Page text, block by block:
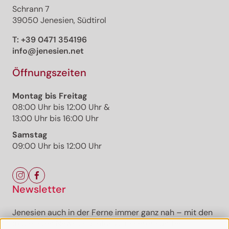
Schrann 7
39050 Jenesien, Südtirol
T: +39 0471 354196
info@jenesien.net
Öffnungszeiten
Montag bis Freitag
08:00 Uhr bis 12:00 Uhr &
13:00 Uhr bis 16:00 Uhr
Samstag
09:00 Uhr bis 12:00 Uhr
Newsletter
Jenesien auch in der Ferne immer ganz nah – mit den